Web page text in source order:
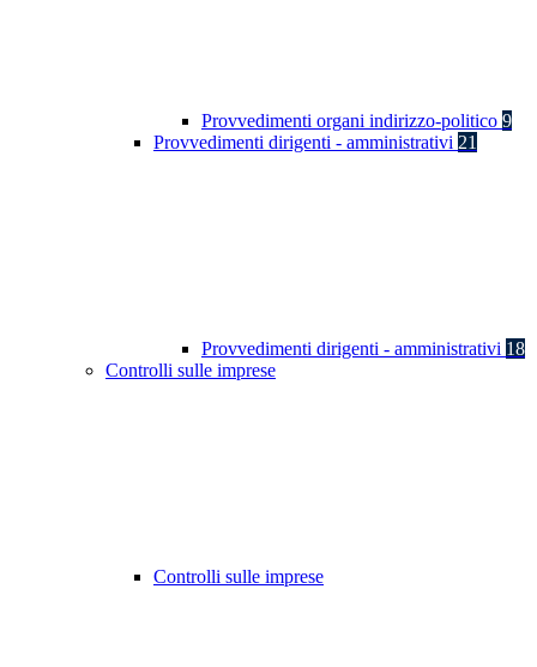
Provvedimenti organi indirizzo-politico 9
Provvedimenti dirigenti - amministrativi 21
Provvedimenti dirigenti - amministrativi 18
Controlli sulle imprese
Controlli sulle imprese